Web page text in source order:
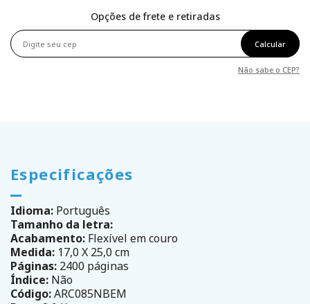
Opções de frete e retiradas
Calcular
Não sabe o CEP?
Especificações
Idioma: Português
Tamanho da letra:
Acabamento: Flexível em couro
Medida: 17,0 X 25,0 cm
Páginas: 2400 páginas
Índice: Não
Código:ARC085NBEM